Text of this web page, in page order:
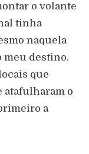
o volante
tinha
naquela
meu destino.
que
atafulharam o
a